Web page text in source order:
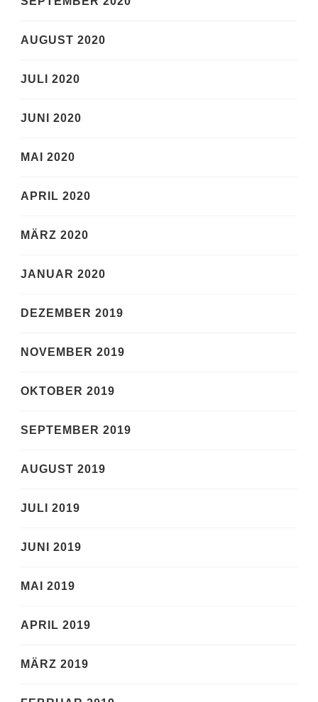
AUGUST 2020
JULI 2020
JUNI 2020
MAI 2020
APRIL 2020
MÄRZ 2020
JANUAR 2020
DEZEMBER 2019
NOVEMBER 2019
OKTOBER 2019
SEPTEMBER 2019
AUGUST 2019
JULI 2019
JUNI 2019
MAI 2019
APRIL 2019
MÄRZ 2019